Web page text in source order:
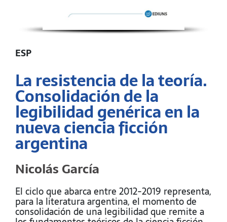
ESP
La resistencia de la teoría.
Consolidación de la
legibilidad genérica en la
nueva ciencia ficción
argentina
Nicolás García
El ciclo que abarca entre 2012-2019 representa,
para la literatura argentina, el momento de
consolidación de una legibilidad que remite a